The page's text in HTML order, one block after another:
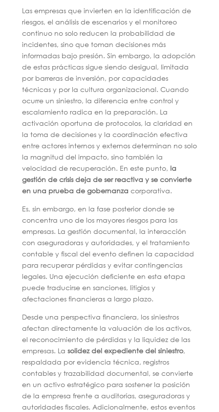
Las empresas que invierten en la identificación de
riesgos, el análisis de escenarios y el monitoreo
continuo no solo reducen la probabilidad de
incidentes, sino que toman decisiones más
informadas bajo presión. Sin embargo, la adopción
de estas prácticas sigue siendo desigual, limitada
por barreras de inversión, por capacidades
técnicas y por la cultura organizacional. Cuando
ocurre un siniestro, la diferencia entre control y
escalamiento radica en la preparación. La
activación oportuna de protocolos, la claridad en
la toma de decisiones y la coordinación efectiva
entre actores internos y externos determinan no solo
la magnitud del impacto, sino también la
velocidad de recuperación. En este punto, la
gestión de crisis deja de ser reactiva y se convierte
en una prueba de gobernanza corporativa.
Es, sin embargo, en la fase posterior donde se
concentra uno de los mayores riesgos para las
empresas. La gestión documental, la interacción
con aseguradoras y autoridades, y el tratamiento
contable y fiscal del evento definen la capacidad
para recuperar pérdidas y evitar contingencias
legales. Una ejecución deficiente en esta etapa
puede traducirse en sanciones, litigios y
afectaciones financieras a largo plazo.
Desde una perspectiva financiera, los siniestros
afectan directamente la valuación de los activos,
el reconocimiento de pérdidas y la liquidez de las
empresas. La solidez del expediente del siniestro,
respaldada por evidencia técnica, registros
contables y trazabilidad documental, se convierte
en un activo estratégico para sostener la posición
de la empresa frente a auditorías, aseguradoras y
autoridades fiscales. Adicionalmente, estos eventos